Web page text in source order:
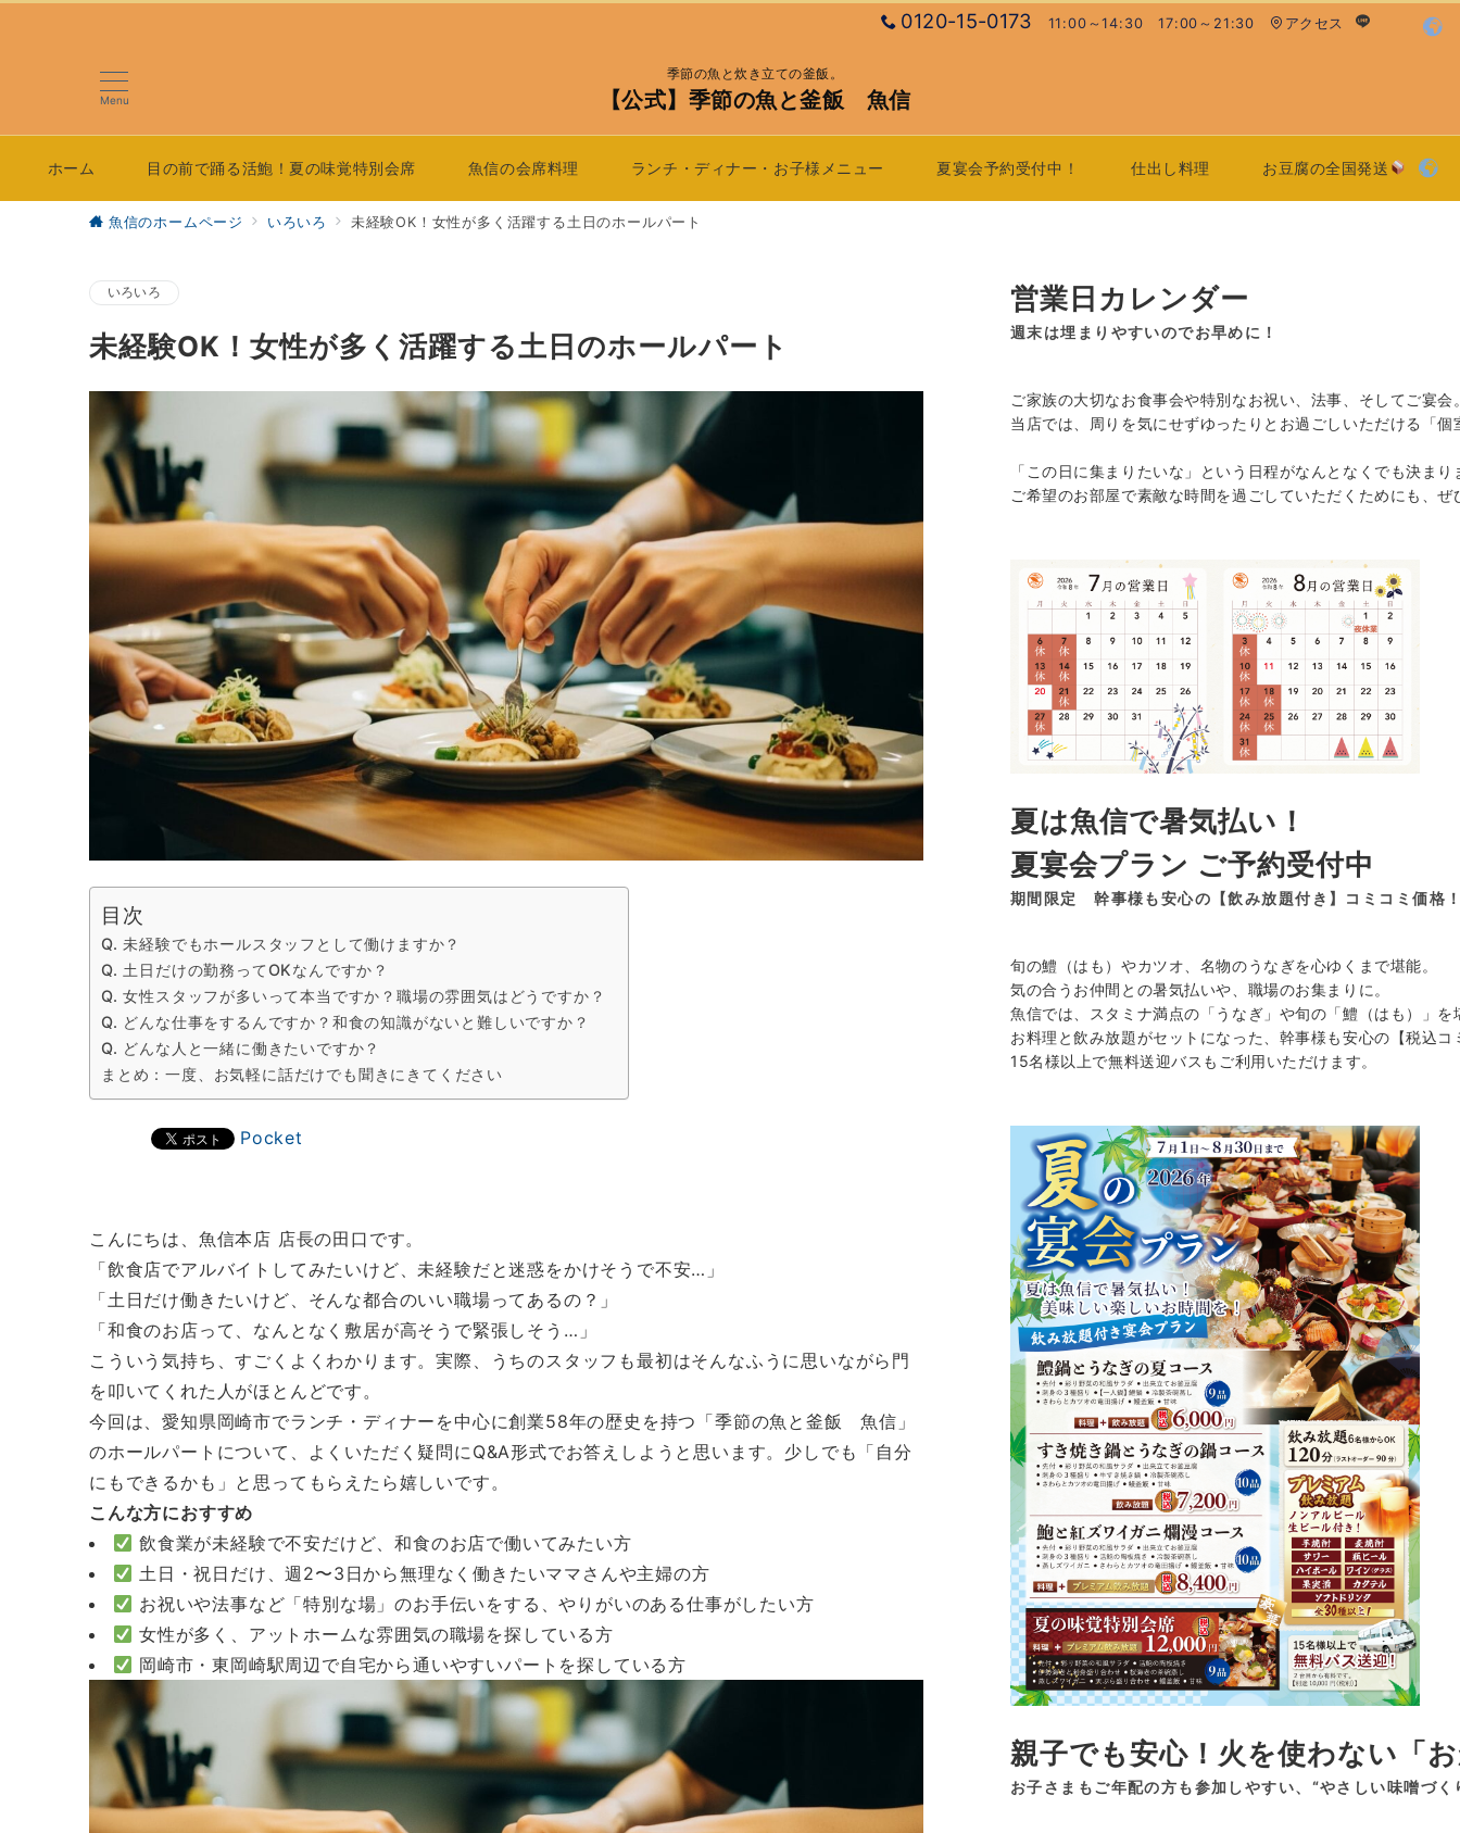
0120-15-0173 11:00～14:30 17:00～21:30 アクセス
Menu
季節の魚と炊き立ての釜飯。
【公式】季節の魚と釜飯 魚信
ホーム 目の前で踊る活鮑！夏の味覚特別会席 魚信の会席料理 ランチ・ディナー・お子様メニュー 夏宴会予約受付中！ 仕出し料理 お豆腐の全国発送
魚信のホームページ いろいろ 未経験OK！女性が多く活躍する土日のホールパート
いろいろ
未経験OK！女性が多く活躍する土日のホールパート
目次
Q. 未経験でもホールスタッフとして働けますか？
Q. 土日だけの勤務ってOKなんですか？
Q. 女性スタッフが多いって本当ですか？職場の雰囲気はどうですか？
Q. どんな仕事をするんですか？和食の知識がないと難しいですか？
Q. どんな人と一緒に働きたいですか？
まとめ：一度、お気軽に話だけでも聞きにきてください
Pocket
こんにちは、魚信本店 店長の田口です。
「飲食店でアルバイトしてみたいけど、未経験だと迷惑をかけそうで不安…」
「土日だけ働きたいけど、そんな都合のいい職場ってあるの？」
「和食のお店って、なんとなく敷居が高そうで緊張しそう…」
こういう気持ち、すごくよくわかります。実際、うちのスタッフも最初はそんなふうに思いながら門
を叩いてくれた人がほとんどです。
今回は、愛知県岡崎市でランチ・ディナーを中心に創業58年の歴史を持つ「季節の魚と釜飯 魚信」
のホールパートについて、よくいただく疑問にQ&A形式でお答えしようと思います。少しでも「自分
にもできるかも」と思ってもらえたら嬉しいです。
こんな方におすすめ
飲食業が未経験で不安だけど、和食のお店で働いてみたい方
土日・祝日だけ、週2〜3日から無理なく働きたいママさんや主婦の方
お祝いや法事など「特別な場」のお手伝いをする、やりがいのある仕事がしたい方
女性が多く、アットホームな雰囲気の職場を探している方
岡崎市・東岡崎駅周辺で自宅から通いやすいパートを探している方
営業日カレンダー
週末は埋まりやすいのでお早めに！
ご家族の大切なお食事会や特別なお祝い、法事、そしてご宴会
当店では、周りを気にせずゆったりとお過ごしいただける「
「この日に集まりたいな」という日程がなんとなくでも決ま
ご希望のお部屋で素敵な時間を過ごしていただくためにも、
夏は魚信で暑気払い！
夏宴会プラン ご予約受付中
期間限定 幹事様も安心の【飲み放題付き】コミコミ価格
旬の鱧（はも）やカツオ、名物のうなぎを心ゆくまで堪能。
気の合うお仲間との暑気払いや、職場のお集まりに。
魚信では、スタミナ満点の「うなぎ」や旬の「鱧（はも）」
お料理と飲み放題がセットになった、幹事様も安心の【税込コ
15名様以上で無料送迎バスもご利用いただけます。
親子でも安心！火を使わない「
お子さまもご年配の方も参加しやすい、“やさしい味噌づく